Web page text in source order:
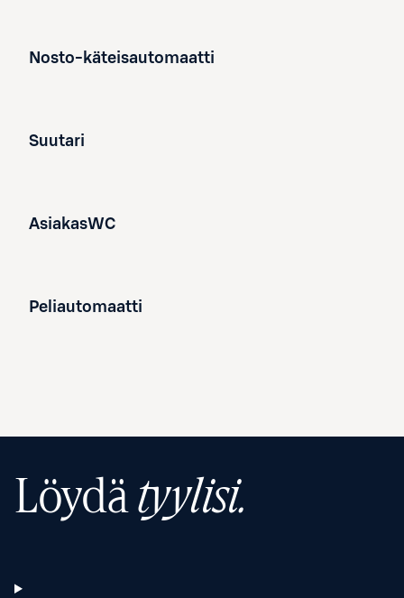
Nosto-käteisautomaatti
Suutari
AsiakasWC
Peliautomaatti
Löydätyylisi.